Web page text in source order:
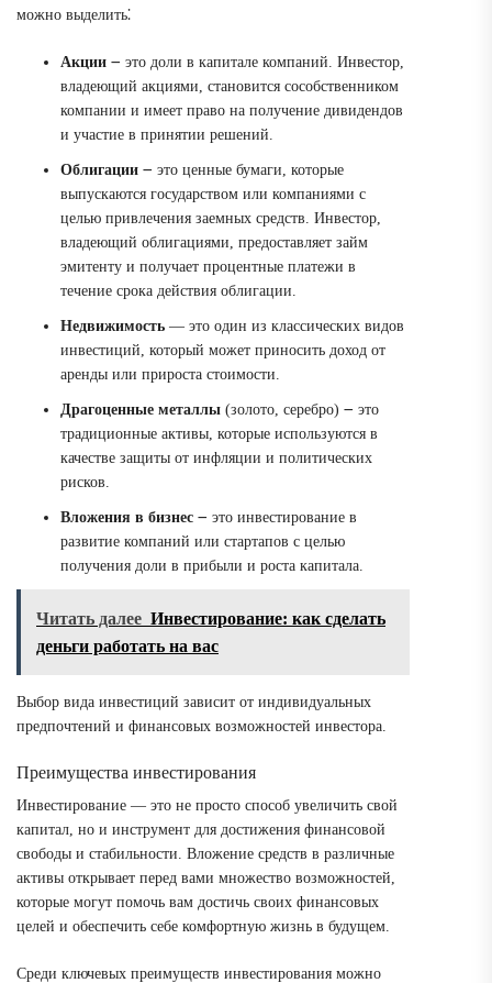
можно выделить⁚
Акции ౼ это доли в капитале компаний. Инвестор,
владеющий акциями, становится сособственником
компании и имеет право на получение дивидендов
и участие в принятии решений.
Облигации ౼ это ценные бумаги, которые
выпускаются государством или компаниями с
целью привлечения заемных средств. Инвестор,
владеющий облигациями, предоставляет займ
эмитенту и получает процентные платежи в
течение срока действия облигации.
Недвижимость — это один из классических видов
инвестиций, который может приносить доход от
аренды или прироста стоимости.
Драгоценные металлы (золото, серебро) ౼ это
традиционные активы, которые используются в
качестве защиты от инфляции и политических
рисков.
Вложения в бизнес ౼ это инвестирование в
развитие компаний или стартапов с целью
получения доли в прибыли и роста капитала.
Читать далее Инвестирование: как сделать
деньги работать на вас
Выбор вида инвестиций зависит от индивидуальных
предпочтений и финансовых возможностей инвестора.
Преимущества инвестирования
Инвестирование — это не просто способ увеличить свой
капитал, но и инструмент для достижения финансовой
свободы и стабильности. Вложение средств в различные
активы открывает перед вами множество возможностей,
которые могут помочь вам достичь своих финансовых
целей и обеспечить себе комфортную жизнь в будущем.
Среди ключевых преимуществ инвестирования можно